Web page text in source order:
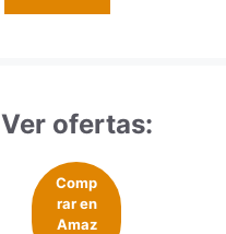
Ver ofertas:
Comp
rar en
Amaz